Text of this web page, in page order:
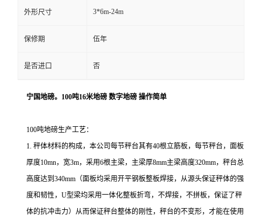
外形尺寸 3*6m-24m
保修期 伍年
是否进口 否
宁国地磅。100吨16米地磅 数字地磅 操作简单
100吨地磅生产工艺：
1. 秤体材料的构成，本公司每节秤台其有40根立筋板，每节秤台，面板
厚度10mn，宽3m，采用6根主梁，主梁厚8mm主梁高度320mm，秤台总
高度达到340mm（面板均采用开平钢板整板焊接，从源头保证秤体的强
度和韧性，U型梁均采用一体化整板折弯，不焊接，不拼板，保证了秤
体的抗冲击力）从而保证秤台整体的刚性，秤台的不变形，才能在使用